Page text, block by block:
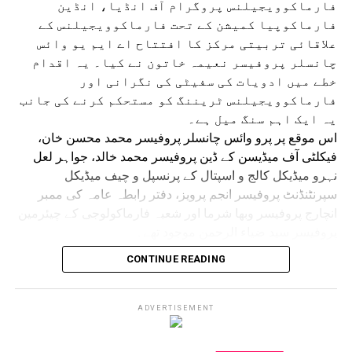
یا رب العالمین۔
فارماکوویجیلنس پروگرام آف انڈیا، انڈین
فارماکوپیا کمیشن کے تحت فارماکوویجیلنس کے
علاقائی تربیتی مرکز کا افتتاح اے ایم یو وائس
چانسلر پروفیسر نعیمہ خاتون نے کیا۔ یہ اقدام
خطے میں ادویات کی سفیٹی کی نگرانی اور
فارماکوویجیلنس ٹریننگ کو مستحکم کرنے کی جانب
یہ ایک اہم سنگ میل ہے۔
اس موقع پر پرو وائس چانسلر پروفیسر محمد محسن خان،
فیکلٹی آف میڈیسن کے ڈین پروفیسر محمد خالد، جواہر لعل
نہرو میڈیکل کالج و اسپتال کے پرنسپل و چیف میڈیکل
سپرنٹنڈنٹ پروفیسر انجم پرویز، دفتر رابطہ عامہ کی ممبر
تقریب سے خطاب کرتے ہوئے وائس چانسلر پروفیسر نعیمہ
خاتون نے کہا کہ علاقائی تربیتی مرکز کا قیام محفوظ اور
معقول طریقے سے ادویات کے استعمال کے فروغ کے تئیں اے ایم
یو کے عزم کا مظہر ہے۔ انہوں نے کہا کہ جدید طبی نظام میں
ایک مضبوط فارماکوویجیلنس نظام ناگزیر ہے، جو ادویات کے
CONTINUE READING
ADVERTISEMENT